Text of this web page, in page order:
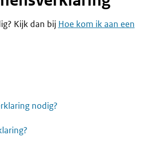
Kijk dan bij Hoe kom ik aan een
nodig?